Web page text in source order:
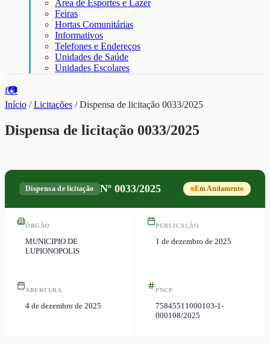
Área de Esportes e Lazer
Feiras
Hortas Comunitárias
Informativos
Telefones e Endereços
Unidades de Saúde
Unidades Escolares
f📷
Início /Licitações /Dispensa de licitação 0033/2025
Dispensa de licitação 0033/2025
Dispensa de licitação Nº 0033/2025 Em Andamento
ÓRGÃO
MUNICIPIO DE
LUPIONOPOLIS
PUBLICAÇÃO
1 de dezembro de 2025
ABERTURA
4 de dezembro de 2025
PNCP
75845511000103-1-
000108/2025